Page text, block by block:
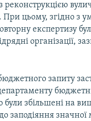
реконструкцією
При цьому, згідно з
експертизу
організації,
запиту
були збільшені на
заподіяння значної